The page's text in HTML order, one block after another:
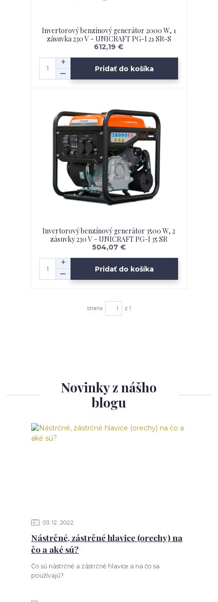
Invertorový benzínový generátor 2000 W, 1
zásuvka 230 V - UNICRAFT PG-I 21 SR-S
612,19 €
Pridať do košíka
Invertorový benzínový generátor 3500 W, 2
zásuvky 230 V - UNICRAFT PG-I 35 SR
504,07 €
Pridať do košíka
strana z 1
Novinky z nášho
blogu
03 12 2022
Nástrčné, zástrčné hlavice (orechy) na
čo a aké sú?
Čo sú nástrčné a zástrčné hlavice a na čo sa
používajú?